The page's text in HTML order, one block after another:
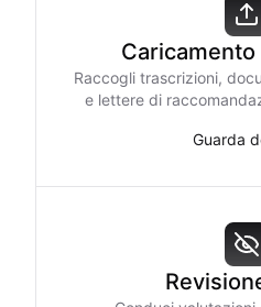
Raccogli trascrizioni,
e lettere di
Guarda